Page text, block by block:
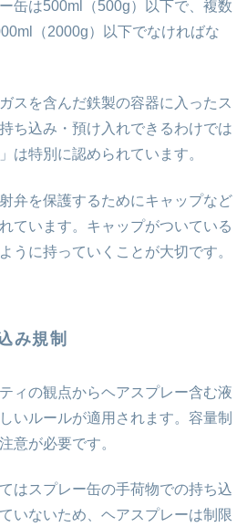
缶は500ml（500g）以下で、複数
（2000g）以下でなければな
スを含んだ鉄製の容器に入ったス
ち込み・預け入れできるわけでは
は特別に認められています。
弁を保護するためにキャップなど
ています。キャップがついている
うに持っていくことが大切です。
み規制
ィの観点からヘアスプレー含む液
いルールが適用されます。容量制
意が必要です。
はスプレー缶の手荷物での持ち込
いないため、ヘアスプレーは制限